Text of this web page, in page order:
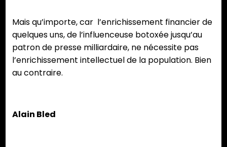
Mais qu’importe, car l’enrichissement financier de
quelques uns, de l’influenceuse botoxée jusqu’au
patron de presse milliardaire, ne nécessite pas
l’enrichissement intellectuel de la population. Bien
au contraire.
Alain Bled